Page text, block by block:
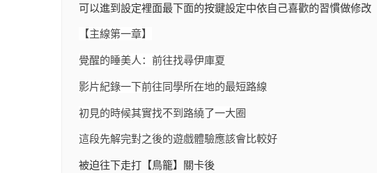
可以進到設定裡面最下面的按鍵設定中依自己喜歡的習慣做修改
【主線第一章】
覺醒的睡美人：前往找尋伊庫夏
影片紀錄一下前往同學所在地的最短路線
初見的時候其實找不到路繞了一大圈
這段先解完對之後的遊戲體驗應該會比較好
被迫往下走打【鳥籠】關卡後